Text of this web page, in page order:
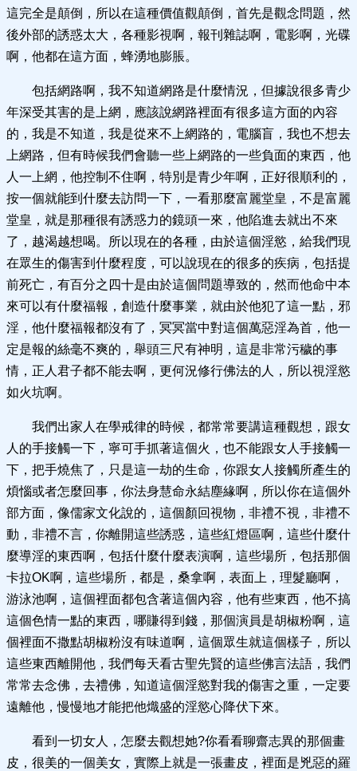
這完全是顛倒，所以在這種價值觀顛倒，首先是觀念問題，然
後外部的誘惑太大，各種影視啊，報刊雜誌啊，電影啊，光碟
啊，他都在這方面，蜂湧地膨脹。
包括網路啊，我不知道網路是什麼情況，但據說很多青少
年深受其害的是上網，應該說網路裡面有很多這方面的內容
的，我是不知道，我是從來不上網路的，電腦盲，我也不想去
上網路，但有時候我們會聽一些上網路的一些負面的東西，他
人一上網，他控制不住啊，特別是青少年啊，正好很順利的，
按一個就能到什麼去訪問一下，一看那麼富麗堂皇，不是富麗
堂皇，就是那種很有誘惑力的鏡頭一來，他陷進去就出不來
了，越渴越想喝。所以現在的各種，由於這個淫慾，給我們現
在眾生的傷害到什麼程度，可以說現在的很多的疾病，包括提
前死亡，有百分之四十是由於這個問題導致的，然而他命中本
來可以有什麼福報，創造什麼事業，就由於他犯了這一點，邪
淫，他什麼福報都沒有了，冥冥當中對這個萬惡淫為首，他一
定是報的絲毫不爽的，舉頭三尺有神明，這是非常污穢的事
情，正人君子都不能去啊，更何況修行佛法的人，所以視淫慾
如火坑啊。
我們出家人在學戒律的時候，都常常要講這種觀想，跟女
人的手接觸一下，寧可手抓著這個火，也不能跟女人手接觸一
下，把手燒焦了，只是這一劫的生命，你跟女人接觸所產生的
煩惱或者怎麼回事，你法身慧命永結塵緣啊，所以你在這個外
部方面，像儒家文化說的，這個顏回視物，非禮不視，非禮不
動，非禮不言，你離開這些誘惑，這些紅燈區啊，這些什麼什
麼導淫的東西啊，包括什麼什麼表演啊，這些場所，包括那個
卡拉OK啊，這些場所，都是，桑拿啊，表面上，理髮廳啊，
游泳池啊，這個裡面都包含著這個內容，他有些東西，他不搞
這個色情一點的東西，哪賺得到錢，那個演員是胡椒粉啊，這
個裡面不撒點胡椒粉沒有味道啊，這個眾生就這個樣子，所以
這些東西離開他，我們每天看古聖先賢的這些佛言法語，我們
常常去念佛，去禮佛，知道這個淫慾對我的傷害之重，一定要
遠離他，慢慢地才能把他熾盛的淫慾心降伏下來。
看到一切女人，怎麼去觀想她?你看看聊齋志異的那個畫
皮，很美的一個美女，實際上就是一張畫皮，裡面是兇惡的羅